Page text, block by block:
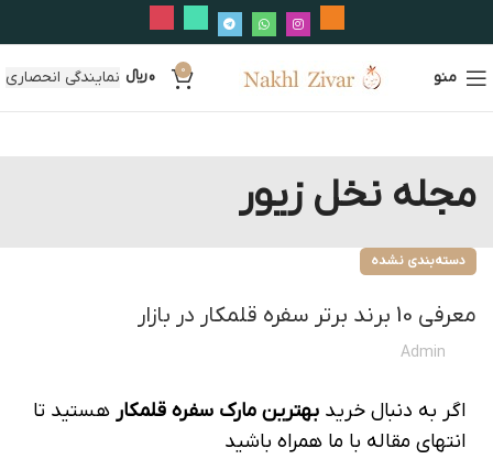
منو 0
0﷼ نمایندگی انحصاری
مجله نخل زیور
دسته‌بندی نشده
معرفی 10 برند برتر سفره قلمکار در بازار
Admin
اگر به دنبال خرید بهترین مارک سفره قلمکار هستید تا
انتهای مقاله با ما همراه باشید